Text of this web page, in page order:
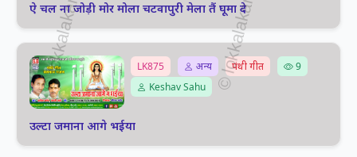
ऐ चल ना जोड़ी मोर मोला चटवापुरी मेला तैं घूमा दे
LK875 अन्य पंथी गीत
9
Keshav Sahu
उल्टा जमाना आगे भईया